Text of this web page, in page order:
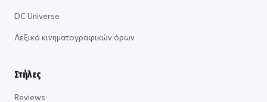
DC Universe
Λεξικό κινηματογραφικών όρων
Στήλες
Reviews